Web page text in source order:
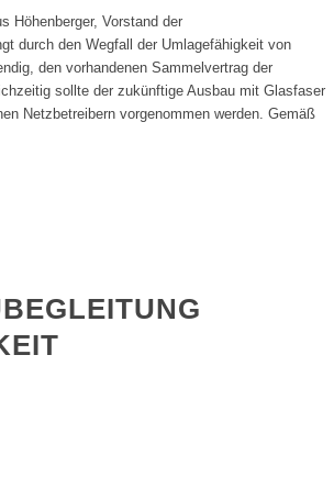
Höhenberger, Vorstand der
durch den Wegfall der Umlagefähigkeit von
den vorhandenen Sammelvertrag der
sollte der zukünftige Ausbau mit Glasfaser
Netzbetreibern vorgenommen werden. Gemäß